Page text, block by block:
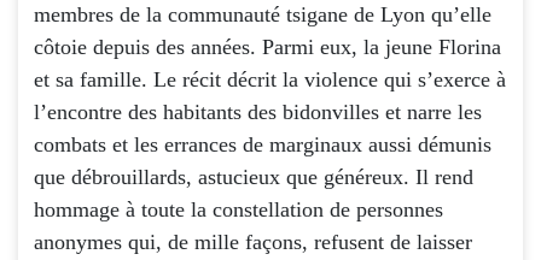
membres de la communauté tsigane de Lyon qu’elle
côtoie depuis des années. Parmi eux, la jeune Florina
et sa famille. Le récit décrit la violence qui s’exerce à
l’encontre des habitants des bidonvilles et narre les
combats et les errances de marginaux aussi démunis
que débrouillards, astucieux que généreux. Il rend
hommage à toute la constellation de personnes
anonymes qui, de mille façons, refusent de laisser